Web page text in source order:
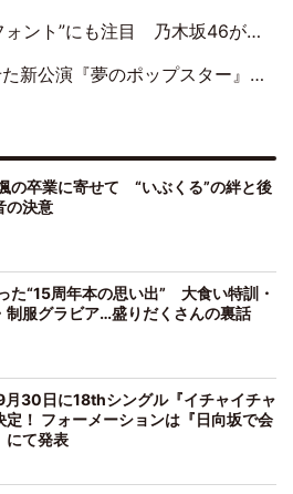
目 乃木坂46が挑んだ書道パフォーマンスの舞台裏
のポップスター』 初日から全身全霊のステージ
の卒業に寄せて “いぶくる”の絆と後
の決意
た“15周年本の思い出” 大食い特訓・
制服グラビア…盛りだくさんの裏話
月30日に18thシングル『イチャイチャ
定！ フォーメーションは『日向坂で会
にて発表